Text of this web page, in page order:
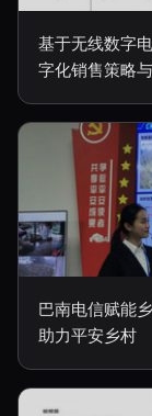
基于无线数字
字化销售策略
巴南电信赋能
助力平安乡村